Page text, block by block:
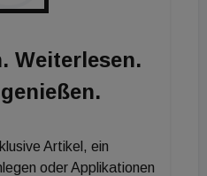
unterdessen eine
eine Corona-
einen Corona-
von
sind, aus einer
Weiterlesen.
Artikel, ein
oder Applikationen